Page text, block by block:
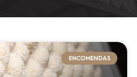
ENCOMENDAS